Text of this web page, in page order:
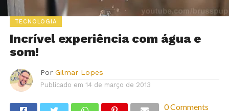
TECNOLOGIA
Incrível experiência com água e
som!
Por Gilmar Lopes
Publicado em 14 de março de 2013
0 Comments